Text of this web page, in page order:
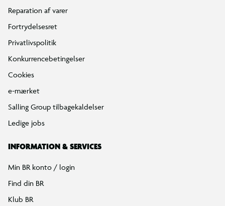
Reparation af varer
Fortrydelsesret
Privatlivspolitik
Konkurrencebetingelser
Cookies
e-mærket
Salling Group tilbagekaldelser
Ledige jobs
INFORMATION & SERVICES
Min BR konto / login
Find din BR
Klub BR